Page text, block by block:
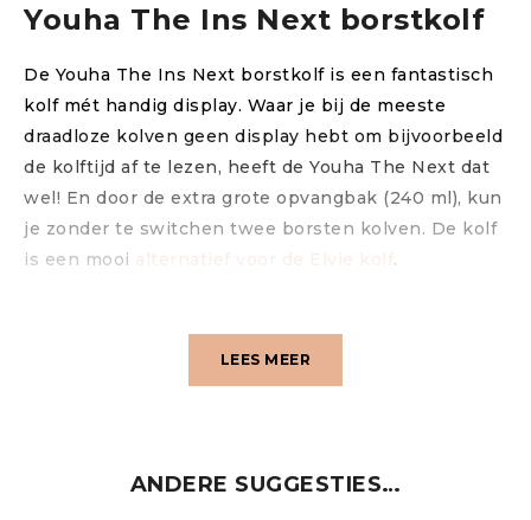
Youha The Ins Next borstkolf
De Youha The Ins Next borstkolf is een fantastisch
kolf mét handig display. Waar je bij de meeste
draadloze kolven geen display hebt om bijvoorbeeld
de kolftijd af te lezen, heeft de Youha The Next dat
wel! En door de extra grote opvangbak (240 ml), kun
je zonder te switchen twee borsten kolven. De kolf
is een mooi alternatief voor de Elvie kolf.
De Youha Next wordt standaard geleverd met een
18 mm, 20 mm, 22 mm en 26 mm. Voor maat 26 mm
LEES MEER
ANDERE SUGGESTIES…